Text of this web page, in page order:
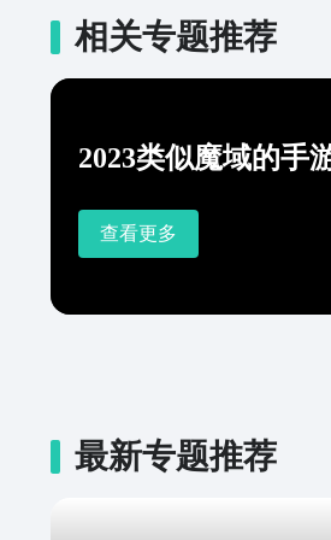
相关专题推荐
2023类似魔域的手
查看更多
最新专题推荐